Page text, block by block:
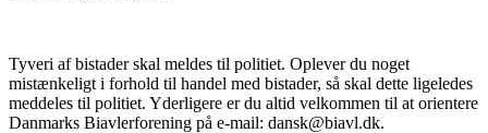
Tyveri af bistader skal meldes til politiet. Oplever du noget
mistænkeligt i forhold til handel med bistader, så skal dette ligeledes
meddeles til politiet. Yderligere er du altid velkommen til at orientere
Danmarks Biavlerforening på e-mail: dansk@biavl.dk.